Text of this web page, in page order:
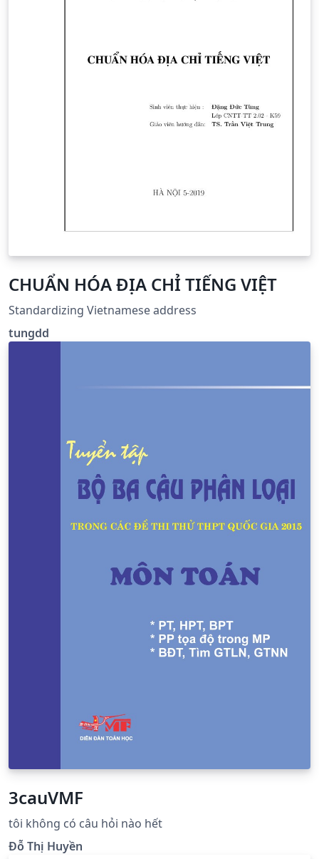
CHUẨN HÓA ĐỊA CHỈ TIẾNG VIỆT
Standardizing Vietnamese address
tungdd
3cauVMF
tôi không có câu hỏi nào hết
Đỗ Thị Huyền